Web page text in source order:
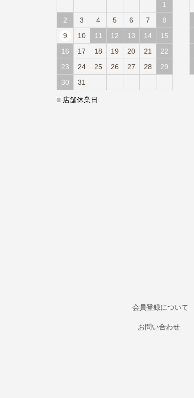
1
2
3 4 5 6 7
8
9
10 11 12 13 14
15
16
17 18 19 20 21
22
23
24 25 26 27 28
29
30
31
■ 店舗休業日
会員登録について
お問い合わせ